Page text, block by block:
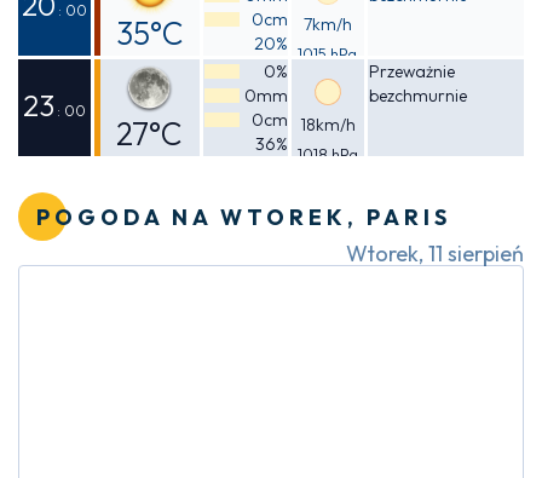
: 00
35°C
Odczuwalna
32°C
0cm
20%
7km/h
1015 hPa
23 : 00
27°C
0%
0mm
0cm
36%
18km/h
1018 hPa
Przeważnie
bezchmurnie
POGODA NA WTOREK, PARIS
Wtorek, 11 sierpień